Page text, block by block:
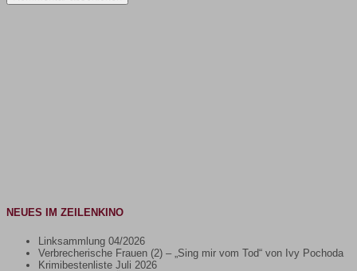
NEUES IM ZEILENKINO
Linksammlung 04/2026
Verbrecherische Frauen (2) – „Sing mir vom Tod“ von Ivy Pochoda
Krimibestenliste Juli 2026